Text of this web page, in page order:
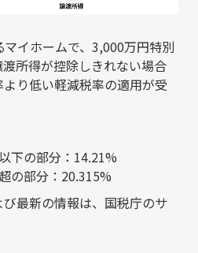
イホームで、3,000万円特別
所得が控除しきれない場合
り低い軽減税率の適用が受
下の部分：14.21%
の部分：20.315%
最新の情報は、 国税庁のサ